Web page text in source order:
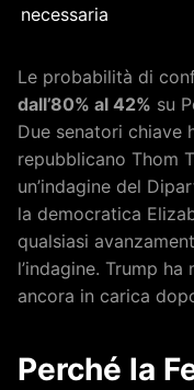
necessaria
Le probabilità di
dall’80% al 42% su
Due senatori chiave
repubblicano Thom
un’indagine del
la democratica
qualsiasi
l’indagine. Trump
ancora in carica
Perché la